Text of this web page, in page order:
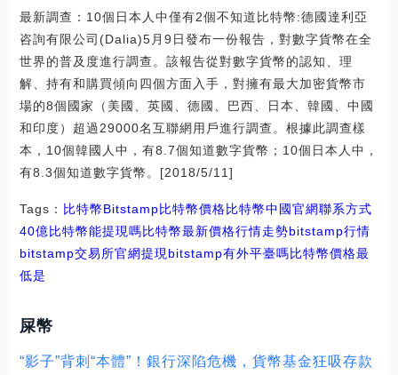
最新調查：10個日本人中僅有2個不知道比特幣:德國達利亞
咨詢有限公司(Dalia)5月9日發布一份報告，對數字貨幣在全
世界的普及度進行調查。該報告從對數字貨幣的認知、理
解、持有和購買傾向四個方面入手，對擁有最大加密貨幣市
場的8個國家（美國、英國、德國、巴西、日本、韓國、中國
和印度）超過29000名互聯網用戶進行調查。根據此調查樣
本，10個韓國人中，有8.7個知道數字貨幣；10個日本人中，
有8.3個知道數字貨幣。[2018/5/11]
Tags： 比特幣Bitstamp比特幣價格比特幣中國官網聯系方式
40億比特幣能提現嗎比特幣最新價格行情走勢bitstamp行情
bitstamp交易所官網提現bitstamp有外平臺嗎比特幣價格最
低是
屎幣
“影子”背刺“本體”！銀行深陷危機，貨幣基金狂吸存款